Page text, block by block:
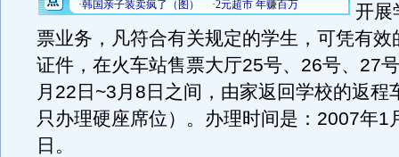
开展
票业务，凡符合有关规定的学生，可凭有效
证件，在火车站售票大厅25号、26号、27
月22日~3月8日之间，由家返回学校的返程
只办理硬座席位）。办理时间是：2007年1
日。